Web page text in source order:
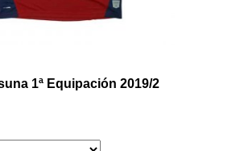
1ª Equipación 2019/2